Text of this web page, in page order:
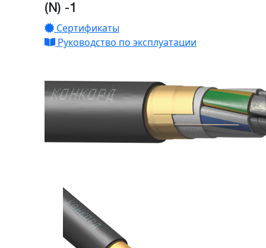
(N) -1
Сертификаты
Руководство по эксплуатации